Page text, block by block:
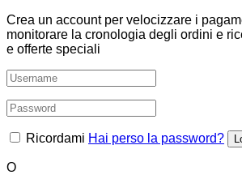
Crea un account per velocizzare i
monitorare la cronologia degli ordini e
e offerte speciali
Ricordami Hai perso la password?
O